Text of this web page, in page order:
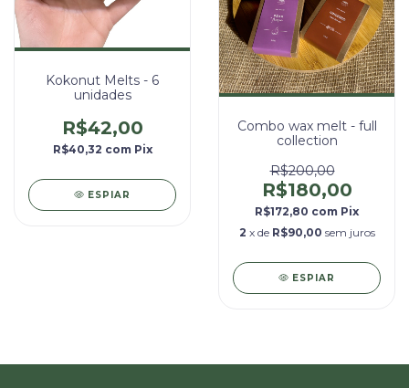
Kokonut Melts - 6
unidades
R$42,00
R$40,32 com Pix
ESPIAR
Combo wax melt - full
collection
R$200,00
R$180,00
R$172,80 com Pix
2 x de R$90,00 sem juros
ESPIAR